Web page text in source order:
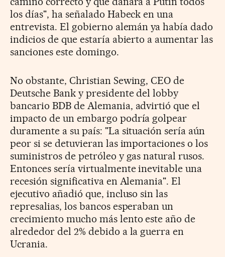
los días", ha señalado Habeck en una
entrevista. El gobierno alemán ya había dado
indicios de que estaría abierto a aumentar las
sanciones este domingo.
No obstante, Christian Sewing, CEO de
Deutsche Bank y presidente del lobby
bancario BDB de Alemania, advirtió que el
impacto de un embargo podría golpear
duramente a su país: "La situación sería aún
peor si se detuvieran las importaciones o los
suministros de petróleo y gas natural rusos.
Entonces sería virtualmente inevitable una
recesión significativa en Alemania". El
ejecutivo añadió que, incluso sin las
represalias, los bancos esperaban un
crecimiento mucho más lento este año de
alrededor del 2% debido a la guerra en
Ucrania.